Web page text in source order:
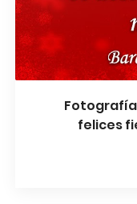
felices